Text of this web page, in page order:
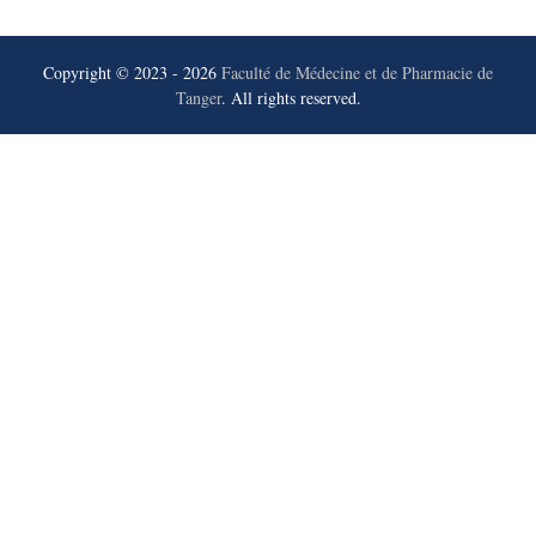
Copyright © 2023 - 2026 Faculté de Médecine et de Pharmacie de
Tanger. All rights reserved.